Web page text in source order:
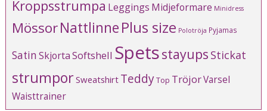
Kroppsstrumpa Leggings Midjeformare Minidress
MössorNattlinnePlus size Polotröja Pyjamas
SatinSkjortaSoftshell Spetsstayups Stickat
strumporSweatshirt TeddyTop TröjorVarsel
Waisttrainer